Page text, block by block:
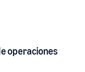
operaciones